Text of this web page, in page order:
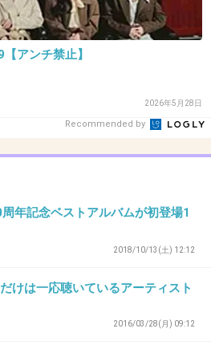
+20
+1 -10
アンチ禁止】
2026年5月28日
Recommended by
年記念ベストアルバムが初登場1
2018/10/13(土) 12:12
けは一応聴いているアーティスト
2016/03/28(月) 09:12